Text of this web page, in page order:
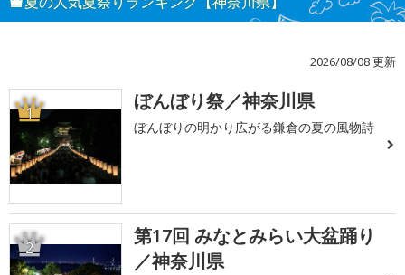
2026/08/08 更新
1 ぼんぼり祭／神奈川県
ぼんぼりの明かり広がる鎌倉の夏の風物詩
2
第17回 みなとみらい大盆踊り
／神奈川県